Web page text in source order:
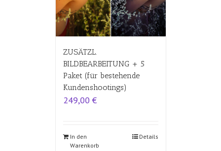
ZUSÄTZL.
BILDBEARBEITUNG + 5
Paket (für bestehende
Kundenshootings)
249,00 €
In den
Warenkorb
Details